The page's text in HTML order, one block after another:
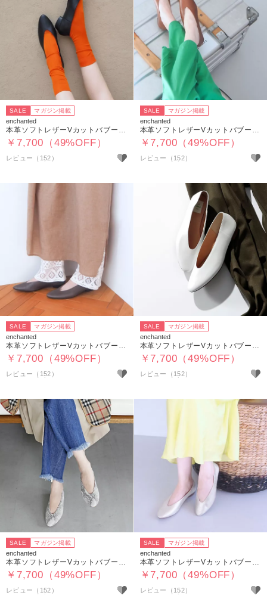
SALE マガジン掲載
enchanted
￥7,700（49%OFF）
レビュー（152）
SALE マガジン掲載
enchanted
￥7,700（49%OFF）
レビュー（152）
SALE マガジン掲載
enchanted
本革ソフトレザーVカットバブーシュ
￥7,700（49%OFF）
レビュー（152）
SALE マガジン掲載
enchanted
本革ソフトレザーVカットバブーシュ
￥7,700（49%OFF）
レビュー（152）
SALE マガジン掲載
enchanted
￥7,700（49%OFF）
レビュー（152）
SALE マガジン掲載
enchanted
￥7,700（49%OFF）
レビュー（152）